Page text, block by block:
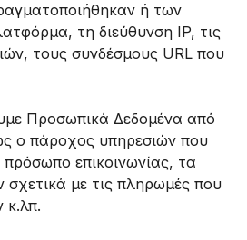
ή των
τη διεύθυνση IP, τις
τους συνδέσμους URL που
Προσωπικά Δεδομένα από
ο πάροχος υπηρεσιών που
επικοινωνίας, τα
με τις πληρωμές που
κ.λπ.